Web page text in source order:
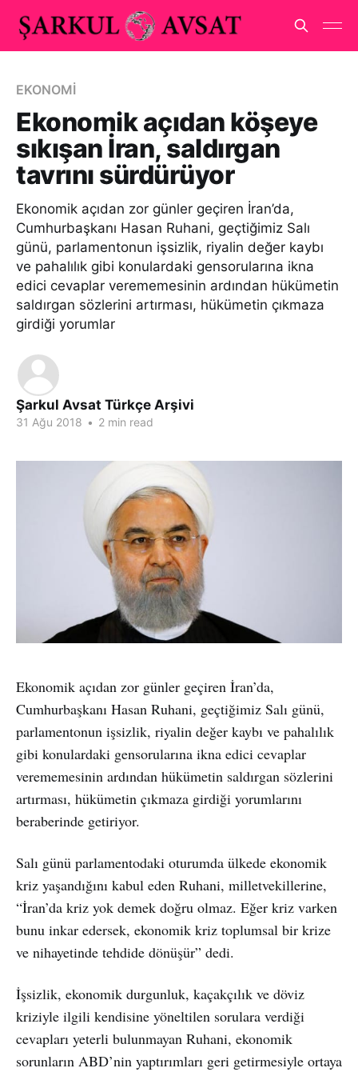
EKONOMİ
Ekonomik açıdan köşeye
sıkışan İran, saldırgan
tavrını sürdürüyor
Ekonomik açıdan zor günler geçiren İran’da,
Cumhurbaşkanı Hasan Ruhani, geçtiğimiz Salı
günü, parlamentonun işsizlik, riyalin değer kaybı
ve pahalılık gibi konulardaki gensorularına ikna
edici cevaplar verememesinin ardından hükümetin
saldırgan sözlerini artırması, hükümetin çıkmaza
girdiği yorumlar
Şarkul Avsat Türkçe Arşivi
31 Ağu 2018 • 2 min read
Ekonomik açıdan zor günler geçiren İran’da,
Cumhurbaşkanı Hasan Ruhani, geçtiğimiz Salı günü,
parlamentonun işsizlik, riyalin değer kaybı ve pahalılık
gibi konulardaki gensorularına ikna edici cevaplar
verememesinin ardından hükümetin saldırgan sözlerini
artırması, hükümetin çıkmaza girdiği yorumlarını
beraberinde getiriyor.
Salı günü parlamentodaki oturumda ülkede ekonomik
kriz yaşandığını kabul eden Ruhani, milletvekillerine,
“İran’da kriz yok demek doğru olmaz. Eğer kriz varken
bunu inkar edersek, ekonomik kriz toplumsal bir krize
ve nihayetinde tehdide dönüşür” dedi.
İşsizlik, ekonomik durgunluk, kaçakçılık ve döviz
kriziyle ilgili kendisine yöneltilen sorulara verdiği
cevapları yeterli bulunmayan Ruhani, ekonomik
sorunların ABD’nin yaptırımları geri getirmesiyle ortaya